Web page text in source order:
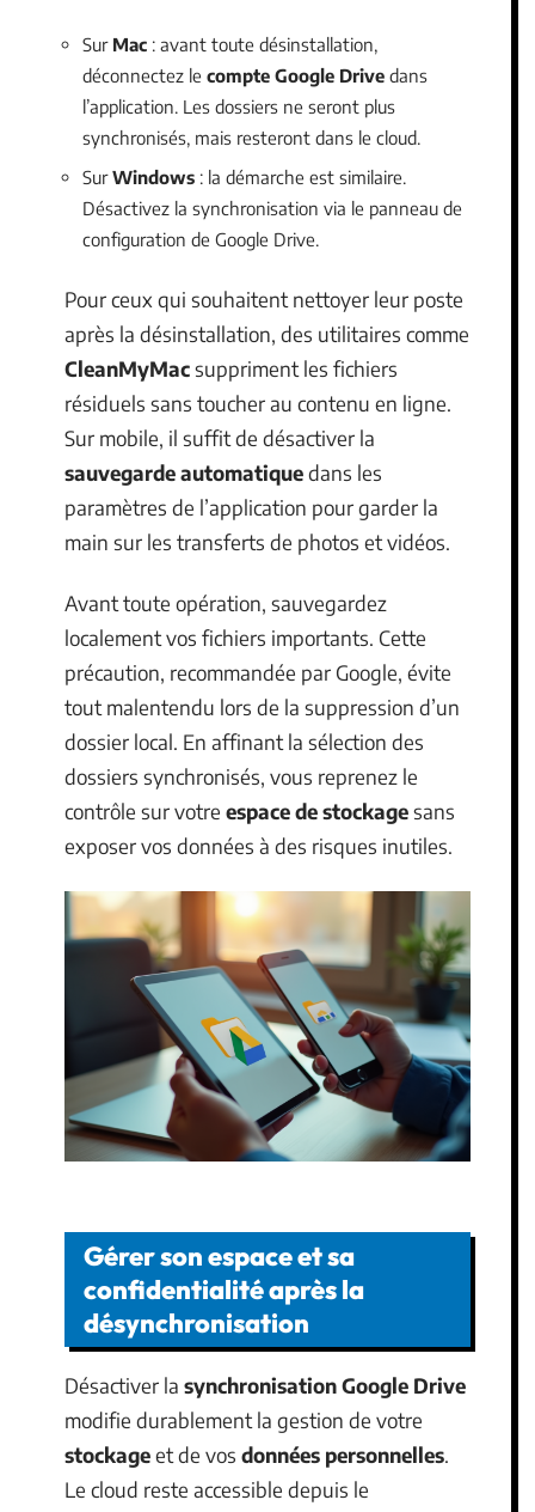
Sur Mac : avant toute désinstallation,
déconnectez le compte Google Drive dans
l’application. Les dossiers ne seront plus
synchronisés, mais resteront dans le cloud.
SurWindows : la démarche est similaire.
Désactivez la synchronisation via le panneau de
configuration de Google Drive.
Pour ceux qui souhaitent nettoyer leur poste
après la désinstallation, des utilitaires comme
CleanMyMacsuppriment les fichiers
résiduels sans toucher au contenu en ligne.
Sur mobile, il suffit de désactiver la
sauvegarde automatiquedans les
paramètres de l’application pour garder la
main sur les transferts de photos et vidéos.
Avant toute opération, sauvegardez
localement vos fichiers importants. Cette
précaution, recommandée par Google, évite
tout malentendu lors de la suppression d’un
dossier local. En affinant la sélection des
dossiers synchronisés, vous reprenez le
contrôle sur votre espace de stockagesans
exposer vos données à des risques inutiles.
Gérer son espace et sa
confidentialité après la
désynchronisation
Désactiver la synchronisation Google Drive
modifie durablement la gestion de votre
stockageet de vos données personnelles.
Le cloud reste accessible depuis le